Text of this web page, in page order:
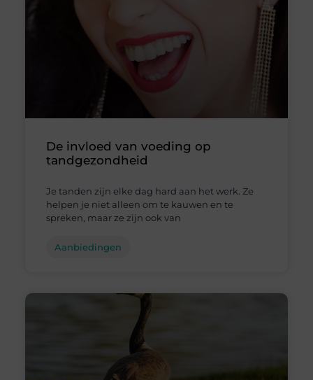
De invloed van voeding op
tandgezondheid
Je tanden zijn elke dag hard aan het werk. Ze
helpen je niet alleen om te kauwen en te
spreken, maar ze zijn ook van
Aanbiedingen